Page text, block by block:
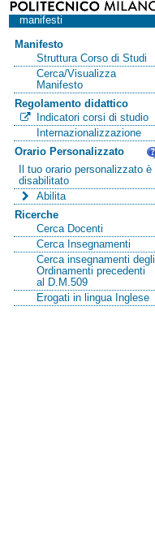
manifesti
Manifesto
Struttura Corso di Studi
Cerca/Visualizza
Manifesto
Regolamento didattico
Indicatori corsi di studio
Internazionalizzazione
Orario Personalizzato
Il tuo orario personalizzato è
disabilitato
Abilita
Ricerche
Cerca Docenti
Cerca Insegnamenti
Cerca insegnamenti degli
Ordinamenti precedenti
al D.M.509
Erogati in lingua Inglese